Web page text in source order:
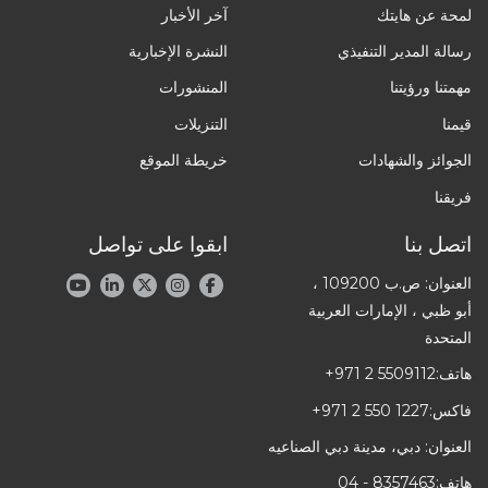
لمحة عن هايتك
رسالة المدير التنفيذي
مهمتنا ورؤيتنا
قيمنا
الجوائز والشهادات
فريقنا
آخر الأخبار
النشرة الإخبارية
المنشورات
التنزيلات
خريطة الموقع
اتصل بنا
العنوان: ص.ب 109200 ،
أبو ظبي ، الإمارات العربية
المتحدة
هاتف:+971 2 5509112
فاكس:+971 2 550 1227
العنوان: دبي، مدينة دبي الصناعيه
هاتف:04 - 8357463
ابقوا على تواصل